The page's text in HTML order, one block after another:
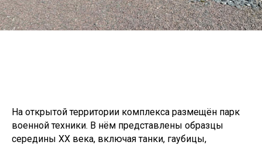
На открытой территории комплекса размещён парк
военной техники. В нём представлены образцы
середины XX века, включая танки, гаубицы,